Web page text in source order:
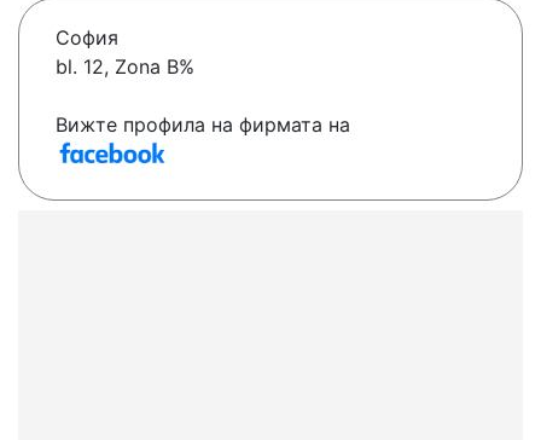
София
bl. 12, Zona B%
Вижте профила на фирмата на